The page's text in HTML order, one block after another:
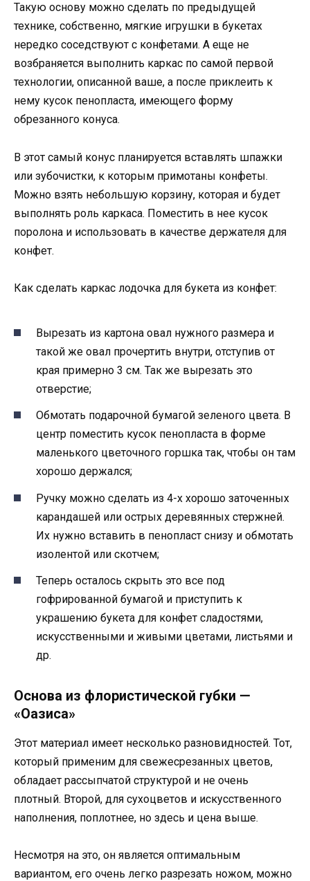
Такую основу можно сделать по предыдущей
технике, собственно, мягкие игрушки в букетах
нередко соседствуют с конфетами. А еще не
возбраняется выполнить каркас по самой первой
технологии, описанной ваше, а после приклеить к
нему кусок пенопласта, имеющего форму
обрезанного конуса.
В этот самый конус планируется вставлять шпажки
или зубочистки, к которым примотаны конфеты.
Можно взять небольшую корзину, которая и будет
выполнять роль каркаса. Поместить в нее кусок
поролона и использовать в качестве держателя для
конфет.
Как сделать каркас лодочка для букета из конфет:
Вырезать из картона овал нужного размера и
такой же овал прочертить внутри, отступив от
края примерно 3 см. Так же вырезать это
отверстие;
Обмотать подарочной бумагой зеленого цвета. В
центр поместить кусок пенопласта в форме
маленького цветочного горшка так, чтобы он там
хорошо держался;
Ручку можно сделать из 4-х хорошо заточенных
карандашей или острых деревянных стержней.
Их нужно вставить в пенопласт снизу и обмотать
изолентой или скотчем;
Теперь осталось скрыть это все под
гофрированной бумагой и приступить к
украшению букета для конфет сладостями,
искусственными и живыми цветами, листьями и
др.
Основа из флористической губки —
«Оазиса»
Этот материал имеет несколько разновидностей. Тот,
который применим для свежесрезанных цветов,
обладает рассыпчатой структурой и не очень
плотный. Второй, для сухоцветов и искусственного
наполнения, поплотнее, но здесь и цена выше.
Несмотря на это, он является оптимальным
вариантом, его очень легко разрезать ножом, можно